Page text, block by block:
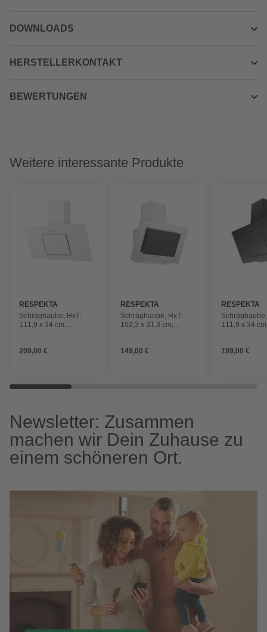
DOWNLOADS
HERSTELLERKONTAKT
BEWERTUNGEN
Weitere interessante Produkte
RESPEKTA
Schräghaube, HxT:
111,9 x 34 cm,
209,00 €
RESPEKTA
Schräghaube, HxT:
102,3 x 31,3 cm,
149,00 €
RESPEKTA
111,9 x 34
199,00 €
Newsletter: Zusammen
machen wir Dein Zuhause zu
einem schöneren Ort.